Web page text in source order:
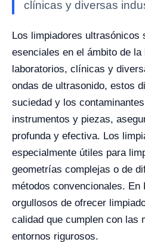
clínicas y diversas
Los limpiadores ultrasónicos
esenciales en el ámbito de
laboratorios, clínicas y
ondas de ultrasonido, estos
suciedad y los
instrumentos y piezas,
profunda y efectiva. Los
especialmente útiles para
geometrías complejas o de
métodos convencionales. En
orgullosos de ofrecer
calidad que cumplen con las
entornos rigurosos.